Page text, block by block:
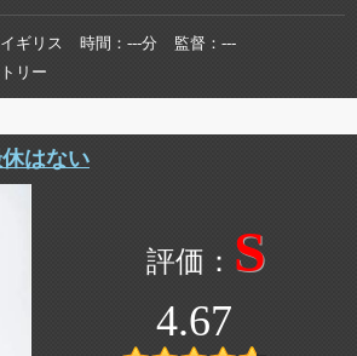
イギリス 時間 ---分 監督
---
リー
はない
S
4.67